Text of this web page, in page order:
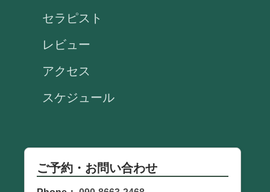
セラピスト
レビュー
アクセス
スケジュール
ご予約・お問い合わせ